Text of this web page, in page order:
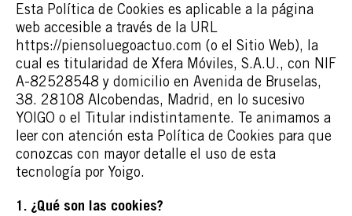
Esta Política de Cookies es aplicable a la página
web accesible a través de la URL
https://piensoluegoactuo.com (o el Sitio Web), la
cual es titularidad de Xfera Móviles, S.A.U., con NIF
A-82528548 y domicilio en Avenida de Bruselas,
38. 28108 Alcobendas, Madrid, en lo sucesivo
YOIGO o el Titular indistintamente. Te animamos a
leer con atención esta Política de Cookies para que
conozcas con mayor detalle el uso de esta
tecnología por Yoigo.
1. ¿Qué son las cookies?